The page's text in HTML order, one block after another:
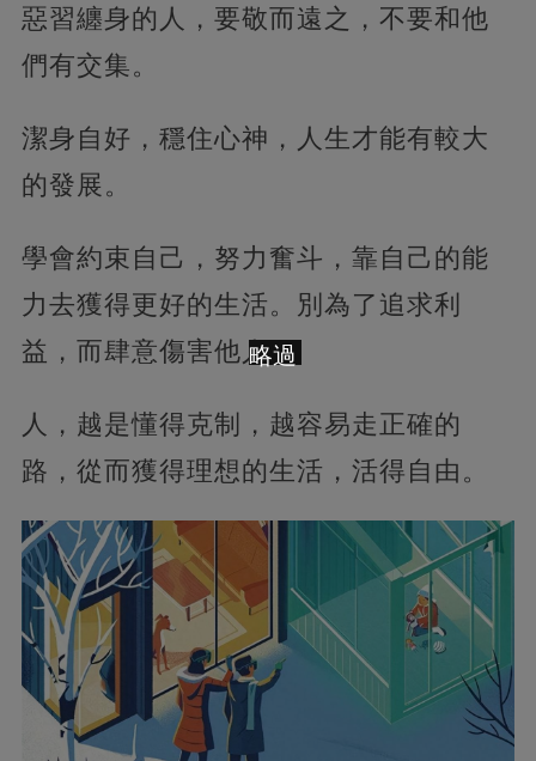
惡習纏身的人，要敬而遠之，不要和他
們有交集。
潔身自好，穩住心神，人生才能有較大
的發展。
學會約束自己，努力奮斗，靠自己的能
力去獲得更好的生活。別為了追求利
益，而肆意傷害他人。
人，越是懂得克制，越容易走正確的
路，從而獲得理想的生活，活得自由。
略過